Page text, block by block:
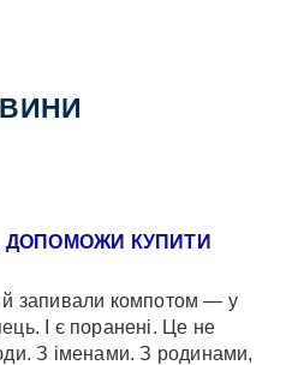
ДОПОМОЖИ КУПИТИ
й запивали компотом — у
І є поранені. Це не
З іменами. З родинами,